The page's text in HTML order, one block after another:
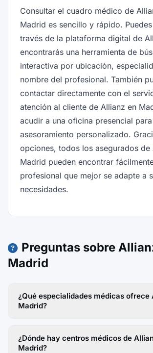
Consultar el cuadro médico de
Madrid es sencillo y rápido.
través de la plataforma digital de
encontrarás una herramienta de
interactiva por ubicación,
nombre del profesional. También
contactar directamente con el
atención al cliente de Allianz en
acudir a una oficina presencial
asesoramiento personalizado.
opciones, todos los asegurados de
Madrid pueden encontrar
profesional que mejor se adapte a
necesidades.
Preguntas sobre
Madrid
¿Qué especialidades médicas ofrece
Madrid?
¿Dónde hay centros médicos de
Madrid?